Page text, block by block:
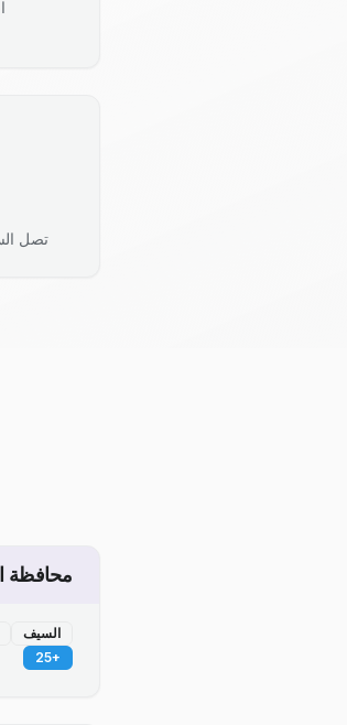
تصل
محافظة
السيف
+
25